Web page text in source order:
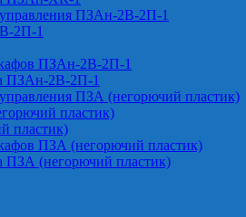
ПЗАн-2В-2П-1
2П-1
ПЗАн-2В-2П-1
ПЗАн-2В-2П-1
ПЗА (негорючий пластик)
пластик)
пластик)
ПЗА (негорючий пластик)
ПЗА (негорючий пластик)